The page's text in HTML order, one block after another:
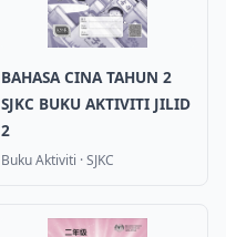
BAHASA CINA TAHUN 2
SJKC BUKU AKTIVITI JILID
2
Buku Aktiviti ·SJKC